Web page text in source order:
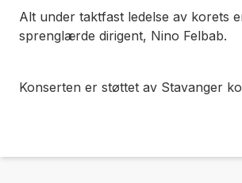
Alt under taktfast ledelse av korets
sprenglærde dirigent, Nino Felbab.
Konserten er støttet av Stavanger